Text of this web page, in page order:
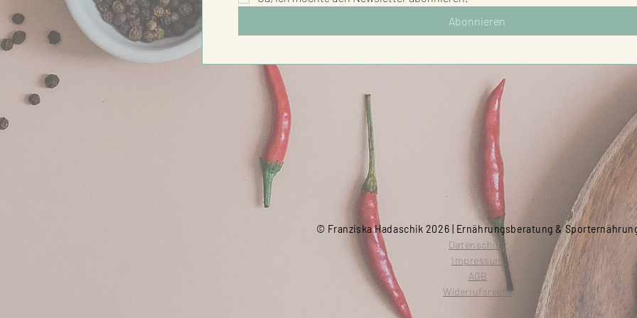
Abonnieren
© Franziska Hadaschik 2026 | Ernährungsberatung &
Datenschutz
Impressum
AGB
Widerrufsrecht